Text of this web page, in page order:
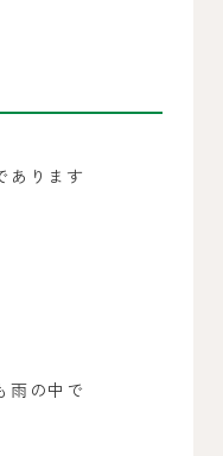
あります
雨の中で